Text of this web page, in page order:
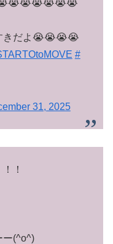
きだよ😭😭😭😭
#
31, 2025
！
ー(^o^)